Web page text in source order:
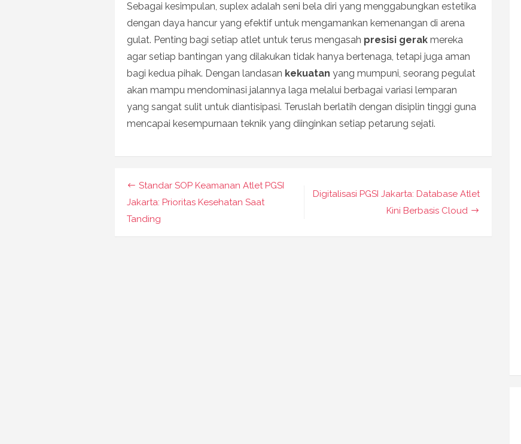
Sebagai kesimpulan, suplex adalah seni bela diri yang menggabungkan estetika
dengan daya hancur yang efektif untuk mengamankan kemenangan di arena
gulat. Penting bagi setiap atlet untuk terus mengasah presisi gerak mereka
agar setiap bantingan yang dilakukan tidak hanya bertenaga, tetapi juga aman
bagi kedua pihak. Dengan landasan kekuatan yang mumpuni, seorang pegulat
akan mampu mendominasi jalannya laga melalui berbagai variasi lemparan
yang sangat sulit untuk diantisipasi. Teruslah berlatih dengan disiplin tinggi guna
mencapai kesempurnaan teknik yang diinginkan setiap petarung sejati.
Navigasi
pos
Digitalisasi PGSI Jakarta: Database Atlet
Kini Berbasis Cloud
Standar SOP Keamanan Atlet PGSI
Jakarta: Prioritas Kesehatan Saat
Tanding